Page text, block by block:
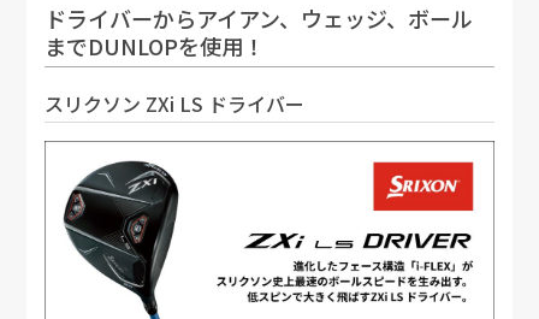
ドライバーからアイアン、ウェッジ、ボール
までDUNLOPを使用！
スリクソン ZXi LS ドライバー